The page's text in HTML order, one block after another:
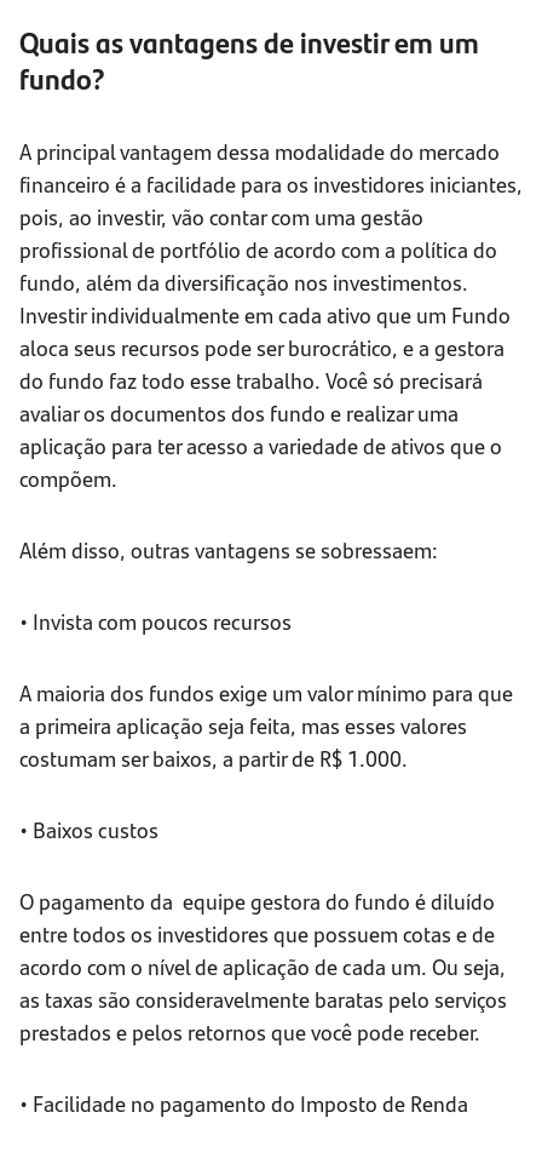
Quais as vantagens de investir em um
fundo?
A principal vantagem dessa modalidade do mercado
financeiro é a facilidade para os investidores iniciantes,
pois, ao investir, vão contar com uma gestão
profissional de portfólio de acordo com a política do
fundo, além da diversificação nos investimentos.
Investir individualmente em cada ativo que um Fundo
aloca seus recursos pode ser burocrático, e a gestora
do fundo faz todo esse trabalho. Você só precisará
avaliar os documentos dos fundo e realizar uma
aplicação para ter acesso a variedade de ativos que o
compõem.
Além disso, outras vantagens se sobressaem:
• Invista com poucos recursos
A maioria dos fundos exige um valor mínimo para que
a primeira aplicação seja feita, mas esses valores
costumam ser baixos, a partir de R$ 1.000.
• Baixos custos
O pagamento da equipe gestora do fundo é diluído
entre todos os investidores que possuem cotas e de
acordo com o nível de aplicação de cada um. Ou seja,
as taxas são consideravelmente baratas pelo serviços
prestados e pelos retornos que você pode receber.
• Facilidade no pagamento do Imposto de Renda